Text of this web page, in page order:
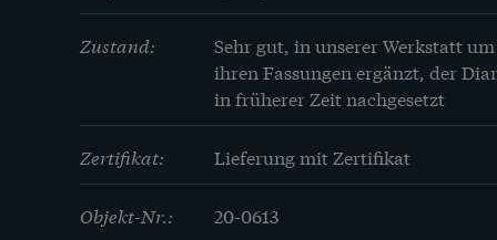
Zustand:
Sehr gut, in unserer Werkstatt
ihren Fassungen ergänzt, der
in früherer Zeit nachgesetzt
Zertifikat: Lieferung mit Zertifikat
Objekt-Nr.: 20-0613